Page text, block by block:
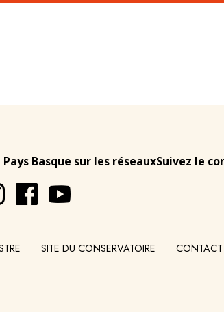
Basque sur les réseauxSuivez le
SITE DU CONSERVATOIRE CONTACT